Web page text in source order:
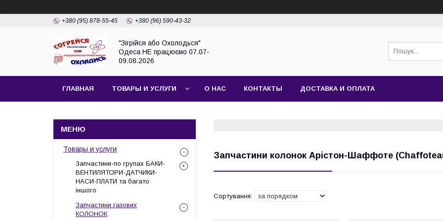
+380 (95) 878-55-45 +380 (96) 590-43-32
"Зігрійся або Охолодься"
Одеса НЕ працюємо 07.07-
09.08.2026
ГЛАВНАЯ ТОВАРЫ И УСЛУГИ О НАС КОНТАКТЫ ДОСТАВКА И ОПЛАТА
Запчастини колонок Арістон-Шаффоте
Товары и услуги
Запчастини-по групах БАКИ-
ВЕНТИЛЯТОРИ-ДАТЧИКИ-
НАСИ-ПЛАТИ та багато
іншого
Запчастини газових
КОЛОНОК